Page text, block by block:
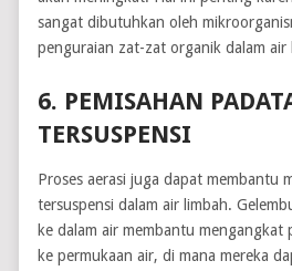
sangat dibutuhkan oleh
penguraian zat-zat organik dalam air
6. PEMISAHAN
TERSUSPENSI
Proses aerasi juga dapat membantu
tersuspensi dalam air limbah.
ke dalam air membantu
ke permukaan air, di mana mereka